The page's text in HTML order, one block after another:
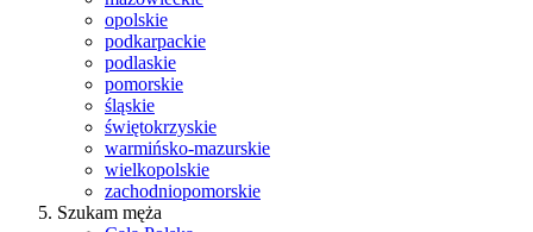
opolskie
podkarpackie
podlaskie
pomorskie
śląskie
świętokrzyskie
warmińsko-mazurskie
wielkopolskie
zachodniopomorskie
Szukam męża